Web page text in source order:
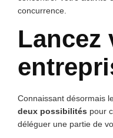
concurrence.
Lancez
Connaissant désormais
deux possibilités pour
déléguer une partie de